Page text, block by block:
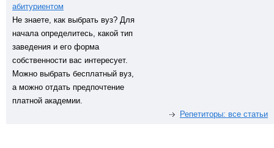
абитуриентом
Не знаете, как выбрать вуз? Для
начала определитесь, какой тип
заведения и его форма
собственности вас интересует.
Можно выбрать бесплатный вуз,
а можно отдать предпочтение
платной академии.
Репетиторы: все статьи